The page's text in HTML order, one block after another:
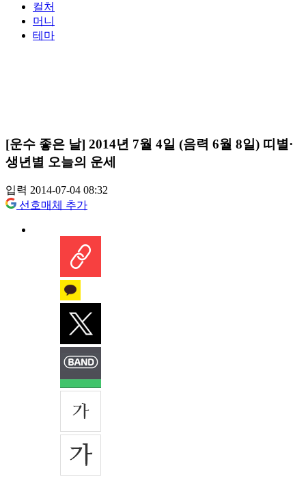
컬처
머니
테마
[운수 좋은 날] 2014년 7월 4일 (음력 6월 8일) 띠별·
생년별 오늘의 운세
입력 2014-07-04 08:32
선호매체 추가